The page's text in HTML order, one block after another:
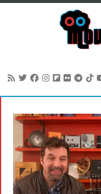
contenido